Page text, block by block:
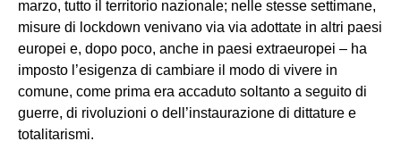
marzo, tutto il territorio nazionale; nelle stesse settimane,
misure di lockdown venivano via via adottate in altri paesi
europei e, dopo poco, anche in paesi extraeuropei – ha
imposto l’esigenza di cambiare il modo di vivere in
comune, come prima era accaduto soltanto a seguito di
guerre, di rivoluzioni o dell’instaurazione di dittature e
totalitarismi.